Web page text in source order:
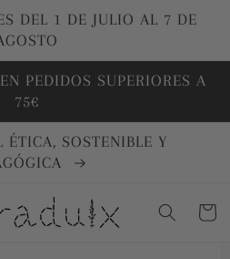
DEL 1 DE JULIO AL 7 DE
PEDIDOS SUPERIORES A
75€
ÉTICA, SOSTENIBLE Y
Carrito